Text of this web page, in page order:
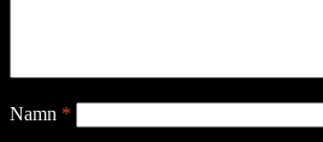
Namn *